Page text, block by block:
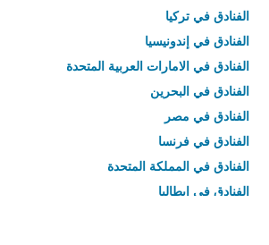
الفنادق في تركيا
الفنادق في إندونيسيا
الفنادق في الامارات العربية المتحدة
الفنادق في البحرين
الفنادق في مصر
الفنادق في فرنسا
الفنادق في المملكة المتحدة
الفنادق في إيطاليا